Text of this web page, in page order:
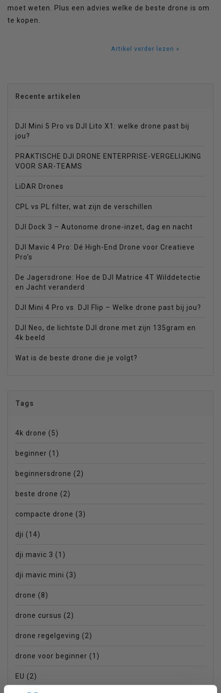
moet weten. Plus een advies welke de beste drone is om
te kopen.
Artikel verder lezen »
Recente artikelen
DJI Mini 5 Pro vs DJI Lito X1: welke drone past bij
jou?
PRAKTISCHE DJI DRONE ENTERPRISE-VERGELIJKING
VOOR SAR-TEAMS
LiDAR Drones
CPL vs PL filter, wat zijn de verschillen
DJI Dock 3 – Autonome drone-inzet, dag en nacht
DJI Mavic 4 Pro: Dé High-End Drone voor Creatieve
Pro's
De Jagersdrone: Hoe de DJI Matrice 4T Wilddetectie
en Jacht veranderd
DJI Mini 4 Pro vs. DJI Flip – Welke drone past bij jou?
DJI Neo, de lichtste DJI drone met zijn 135gram en
4k beeld
Wat is de beste drone die je volgt?
Tags
4k drone (5)
beginner (1)
beginnersdrone (2)
beste drone (2)
compacte drone (3)
dji (14)
dji mavic 3 (1)
dji mavic mini (3)
drone (8)
drone cursus (2)
drone regelgeving (2)
drone voor beginner (1)
EU (2)